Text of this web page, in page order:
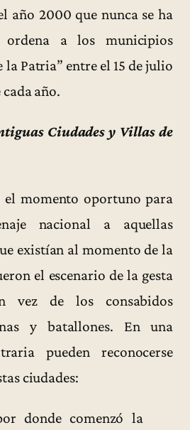
año 2000 que nunca se ha
a los municipios
la Patria” entre el 15 de julio
cada año.
Ciudades y Villas de
el momento oportuno para
nacional a aquellas
existían al momento de la
el escenario de la gesta
vez de los consabidos
y batallones. En una
pueden reconocerse
ciudades:
donde comenzó la